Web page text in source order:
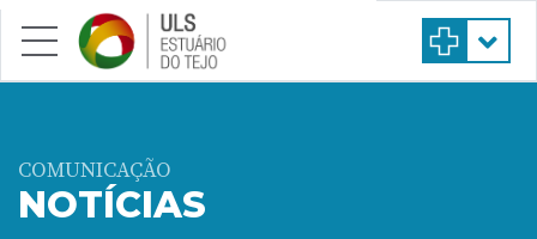
Saltar para conteúdo principal
COMUNICAÇÃO
NOTÍCIAS